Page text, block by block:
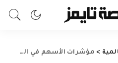
> مؤشرات الأسهم في المكسيك هبطت عند نهاية جلسة اليوم؛ تراجع مؤشر S&P/BMV IPC بنسبة 1.01%.